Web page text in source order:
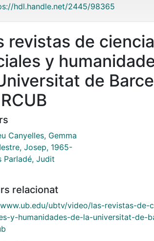
hdl.handle.net/2445/98365
revistas de
y
de
Canyelles, Gemma
Josep, 1965-
Parladé, Judit
relacionat
ubtv/video/las-revistas-de-
y-humanidades-de-la-universitat-de-